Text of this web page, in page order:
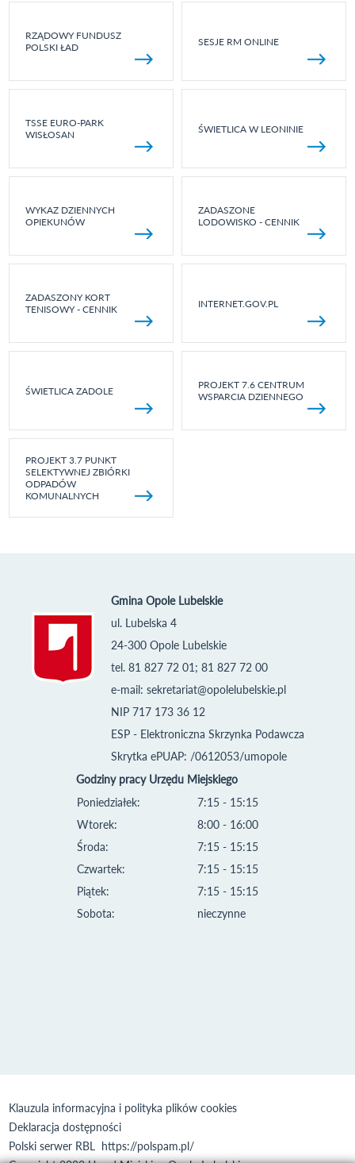
RZĄDOWY FUNDUSZ
POLSKI ŁAD
SESJE RM ONLINE
TSSE EURO-PARK
WISŁOSAN
ŚWIETLICA W LEONINIE
WYKAZ DZIENNYCH
OPIEKUNÓW
ZADASZONE
LODOWISKO - CENNIK
ZADASZONY KORT
TENISOWY - CENNIK
INTERNET.GOV.PL
ŚWIETLICA ZADOLE
PROJEKT 7.6 CENTRUM
WSPARCIA DZIENNEGO
PROJEKT 3.7 PUNKT
SELEKTYWNEJ ZBIÓRKI
ODPADÓW
KOMUNALNYCH
Gmina Opole Lubelskie
ul. Lubelska 4
24-300 Opole Lubelskie
tel. 81 827 72 01; 81 827 72 00
e-mail: sekretariat@opolelubelskie.pl
NIP 717 173 36 12
ESP - Elektroniczna Skrzynka Podawcza
Skrytka ePUAP: /0612053/umopole
Godziny pracy Urzędu Miejskiego
Poniedziałek:
Wtorek:
Środa:
Czwartek:
Piątek:
Sobota:
7:15 - 15:15
8:00 - 16:00
7:15 - 15:15
7:15 - 15:15
7:15 - 15:15
nieczynne
Klauzula informacyjna i polityka plików cookies
Deklaracja dostępności
Polski serwer RBL https://polspam.pl/